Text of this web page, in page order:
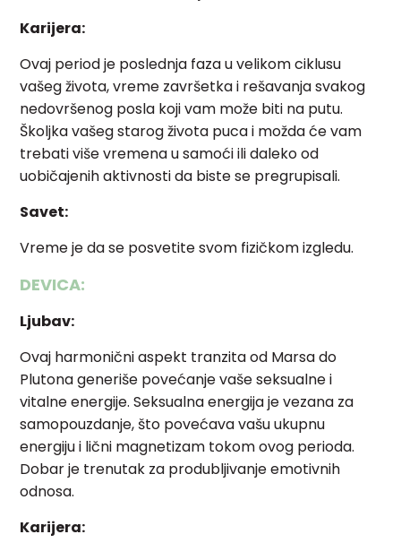
Karijera:
Ovaj period je poslednja faza u velikom ciklusu
vašeg života, vreme završetka i rešavanja svakog
nedovršenog posla koji vam može biti na putu.
Školjka vašeg starog života puca i možda će vam
trebati više vremena u samoći ili daleko od
uobičajenih aktivnosti da biste se pregrupisali.
Savet:
Vreme je da se posvetite svom fizičkom izgledu.
DEVICA:
Ljubav:
Ovaj harmonični aspekt tranzita od Marsa do
Plutona generiše povećanje vaše seksualne i
vitalne energije. Seksualna energija je vezana za
samopouzdanje, što povećava vašu ukupnu
energiju i lični magnetizam tokom ovog perioda.
Dobar je trenutak za produbljivanje emotivnih
odnosa.
Karijera: